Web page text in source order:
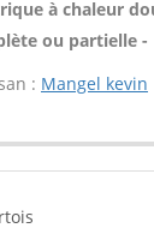
à chaleur
ou partielle -
: Mangel kevin